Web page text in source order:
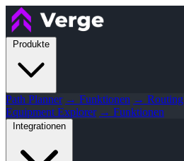
Produkte
Path Planner → Funktionen → Routing
Equipment Explorer → Funktionen
Integrationen